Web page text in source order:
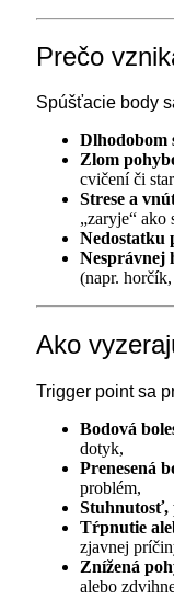
Prečo
Spúšťacie body
Dlhodobom
Zlom
cvičení či
Strese a
„zaryje“ ako
Nedostatku
Nesprávnej
(napr.
Ako
Trigger point sa
Bodová
dotyk,
Prenesená
problém,
Stuhnutosť,
Tŕpnutie
zjavnej
Znížená
alebo